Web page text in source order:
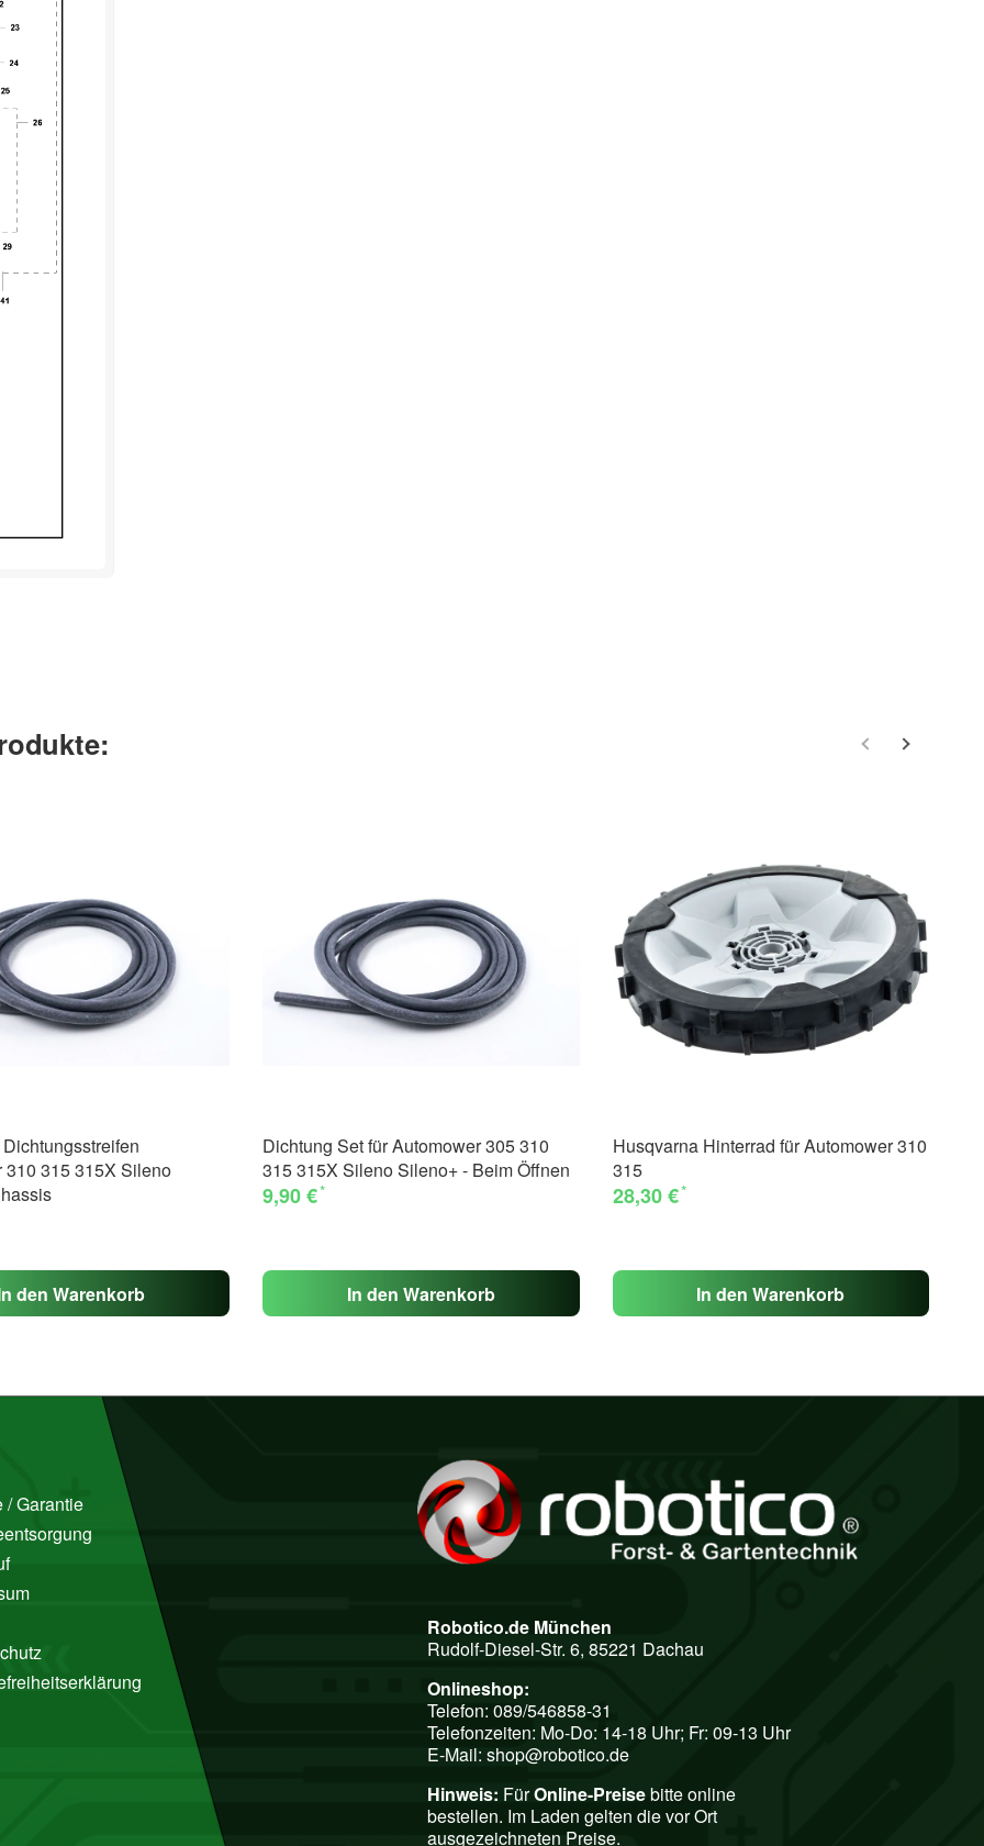
310 315 315X Sileno
den Warenkorb
Dichtung Set für Automower 305 310
315 315X Sileno Sileno+ - Beim Öffnen
9,90 €*
In den Warenkorb
Husqvarna Hinterrad für Automower 310
315
28,30 €*
In den Warenkorb
/ Garantie
Robotico.de München
Rudolf-Diesel-Str. 6, 85221 Dachau
Onlineshop:
Telefon: 089/546858-31
Telefonzeiten: Mo-Do: 14-18 Uhr; Fr: 09-13 Uhr
E-Mail:shop@robotico.de
Hinweis: FürOnline-Preisebitte online
bestellen. Im Laden gelten die vor Ort
ausgezeichneten Preise.